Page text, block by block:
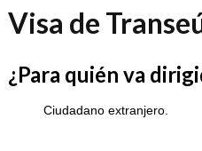
Visa de
¿Para quién va
Ciudadano extranjero.